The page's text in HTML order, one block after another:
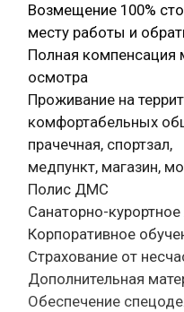
Возмещение 100%
месту работы и
Полная компенсация
осмотра
Проживание на
комфортабельных
прачечная, спортзал,
медпункт, магазин,
Полис ДМС
Санаторно-курортное
Корпоративное
Страхование от
Дополнительная
Обеспечение